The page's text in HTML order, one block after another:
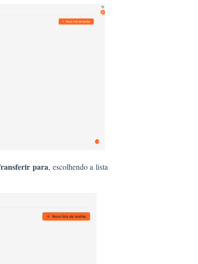
para, escolhendo a lista